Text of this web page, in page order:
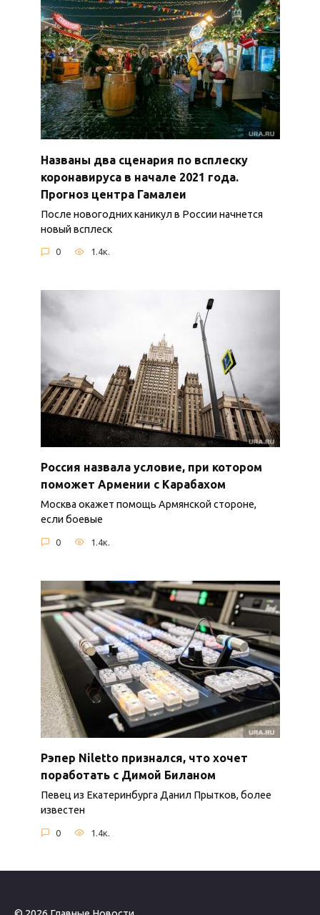
Названы два сценария по всплеску
коронавируса в начале 2021 года.
Прогноз центра Гамалеи
После новогодних каникул в России начнется
новый всплеск
0 1.4к.
Россия назвала условие, при котором
поможет Армении с Карабахом
Москва окажет помощь Армянской стороне,
если боевые
0 1.4к.
Рэпер Niletto признался, что хочет
поработать с Димой Биланом
Певец из Екатеринбурга Данил Прытков, более
известен
0 1.4к.